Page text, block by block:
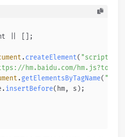
|| [];
.createElement( "script"
hm.baidu.com/
.getElementsByTagName(
.insertBefore(hm, s);